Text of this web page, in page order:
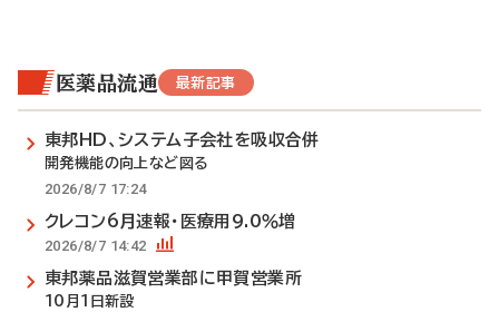
医薬品流通 最新記事
東邦HD、システム子会社を吸収合併
開発機能の向上など図る
2026/8/7 17:24
クレコン6月速報・医療用9.0％増
2026/8/7 14:42
東邦薬品滋賀営業部に甲賀営業所
10月1日新設